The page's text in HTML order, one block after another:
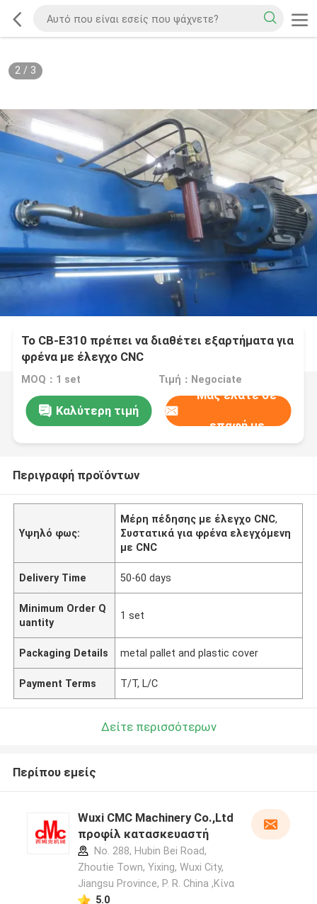
3/ 3
Το CB-E310 πρέπει να διαθέτει εξαρτήματα για
φρένα με έλεγχο CNC
MOQ：1 set Τιμή：Negociate
Καλύτερη τιμή
Μας ελάτε σε
επαφή με
Περιγραφή προϊόντων
Υψηλό φως:
Μέρη πέδησης με έλεγχο CNC,
Συστατικά για φρένα ελεγχόμενη
με CNC
Delivery Time 50-60 days
Minimum Order Q
uantity
1 set
Packaging Details metal pallet and plastic cover
Payment Terms T/T, L/C
Δείτε περισσότερων
Περίπου εμείς
Wuxi CMC Machinery Co.,Ltd
προφίλ κατασκευαστή
No. 288, Hubin Bei Road,
Zhoutie Town, Yixing, Wuxi City,
Jiangsu Province, P. R. China ,Κίνα
5.0